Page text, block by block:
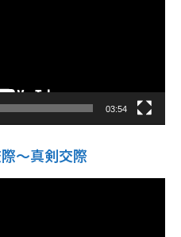
03:54
〜真剣交際